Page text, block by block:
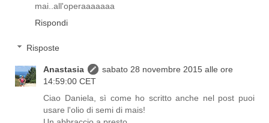
mai..all'operaaaaaaa
Rispondi
Risposte
Anastasia
sabato 28 novembre 2015 alle ore
14:59:00 CET
Ciao Daniela, sì come ho scritto anche nel post puoi
usare l'olio di semi di mais!